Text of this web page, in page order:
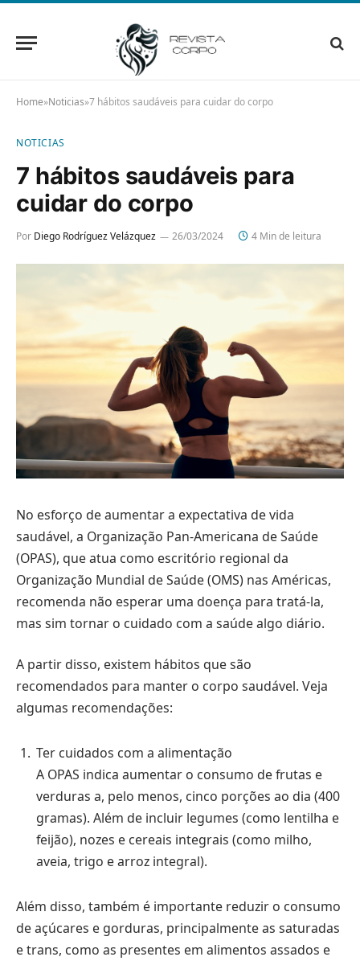
Home»Noticias»7 hábitos saudáveis para cuidar do corpo
NOTICIAS
7 hábitos saudáveis para
cuidar do corpo
Por Diego Rodríguez Velázquez 26/03/2024 4 Min de leitura
No esforço de aumentar a expectativa de vida
saudável, a Organização Pan-Americana de Saúde
(OPAS), que atua como escritório regional da
Organização Mundial de Saúde (OMS) nas Américas,
recomenda não esperar uma doença para tratá-la,
mas sim tornar o cuidado com a saúde algo diário.
A partir disso, existem hábitos que são
recomendados para manter o corpo saudável. Veja
algumas recomendações:
Ter cuidados com a alimentação
A OPAS indica aumentar o consumo de frutas e
verduras a, pelo menos, cinco porções ao dia (400
gramas). Além de incluir legumes (como lentilha e
feijão), nozes e cereais integrais (como milho,
aveia, trigo e arroz integral).
Além disso, também é importante reduzir o consumo
de açúcares e gorduras, principalmente as saturadas
e trans, como as presentes em alimentos assados e